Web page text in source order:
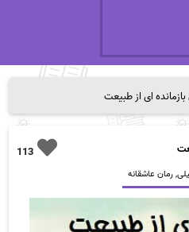
بازمانده ای از طبیعت
113
,رمان عاشقانه